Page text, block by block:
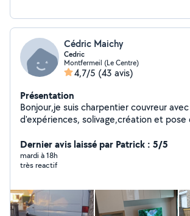
Cédric Maichy
Cedric
Montfermeil (Le Centre)
4,7/5 (43 avis)
Présentation
Bonjour,je suis charpentier couvreur
d'expériences, solivage,création et pose
fais aussi de l'aménagement
,parquet...aménagement
polyvalent Possibilité d'aide au
Dernier avis laissé par Patrick : 5/5
mardi à 18h
très reactif